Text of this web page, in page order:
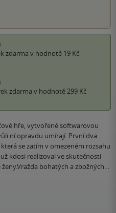
zdarma v hodnotě 19 Kč
zdarma v hodnotě 299 Kč
hře, vytvořené softwarovou
ní opravdu umírají. První dva
se zatím v omezeném rozsahu
kdosi realizoval ve skutečnosti
bohatých a zbožných…